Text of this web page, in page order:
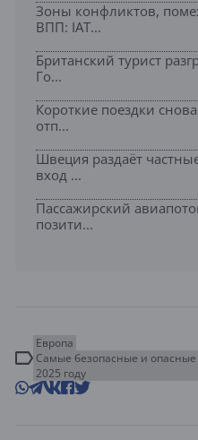
Зоны конфликтов,
ВПП: IAT...
Британский турист
Го...
Короткие поездки
отп...
Швеция раздаёт
вход ...
Пассажирский
позити...
Европа
Самые безопасные и
2025 году